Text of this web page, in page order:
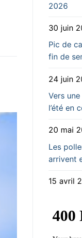
2026
30 juin
Pic de
fin de
24 juin
Vers
l’été en
20 mai
Les
arrivent
15 avril